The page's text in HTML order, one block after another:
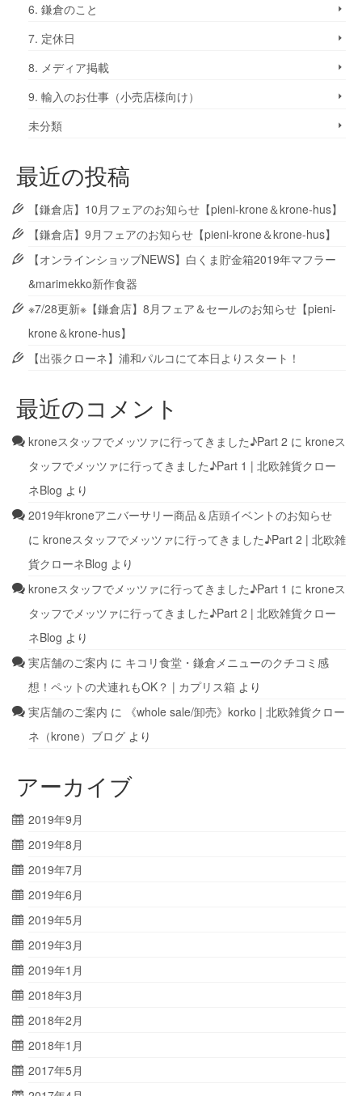
6. 鎌倉のこと
7. 定休日
8. メディア掲載
9. 輸入のお仕事（小売店様向け）
未分類
最近の投稿
【鎌倉店】10月フェアのお知らせ【pieni-krone＆krone-hus】
【鎌倉店】9月フェアのお知らせ【pieni-krone＆krone-hus】
【オンラインショップNEWS】白くま貯金箱2019年マフラー
&marimekko新作食器
※7/28更新※【鎌倉店】8月フェア＆セールのお知らせ【pieni-
krone＆krone-hus】
【出張クローネ】浦和パルコにて本日よりスタート！
最近のコメント
kroneスタッフでメッツァに行ってきました♪Part 2 に kroneス
タッフでメッツァに行ってきました♪Part 1 | 北欧雑貨クロー
ネBlog より
2019年kroneアニバーサリー商品＆店頭イベントのお知らせ
に kroneスタッフでメッツァに行ってきました♪Part 2 | 北欧雑
貨クローネBlog より
kroneスタッフでメッツァに行ってきました♪Part 1 に kroneス
タッフでメッツァに行ってきました♪Part 2 | 北欧雑貨クロー
ネBlog より
実店舗のご案内 に キコリ食堂・鎌倉メニューのクチコミ感
想！ペットの犬連れもOK？ | カプリス箱 より
実店舗のご案内 に
《whole sale/卸売》korko | 北欧雑貨クロー
ネ（krone）ブログ より
アーカイブ
2019年9月
2019年8月
2019年7月
2019年6月
2019年5月
2019年3月
2019年1月
2018年3月
2018年2月
2018年1月
2017年5月